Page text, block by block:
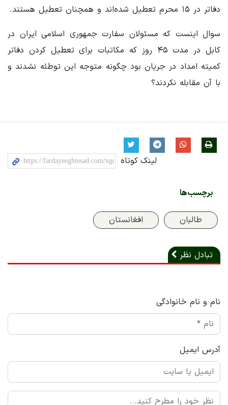
دفاتر در ۱۵ محرم تعطیل شده‌اند و همچنان تعطیل هستند.
سوال اینست که مسئولان سفارت جمهوری اسلامی ایران در
کابل در مدت ۴۵ روز که مکاتبات برای تعطیل کردن دفاتر
کمیته امداد در جریان بود چگونه متوجه این توطئه نشدند و
با آن مقابله نکردند؟
لینک کوتاه
برچسب‌ها
طالبان افغانستان
تبادل نظر
نام و نام خانوادگی
آدرس ایمیل